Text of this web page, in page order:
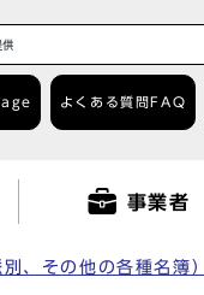
よくある質問 FAQ
事業者
、その他の各種名簿）